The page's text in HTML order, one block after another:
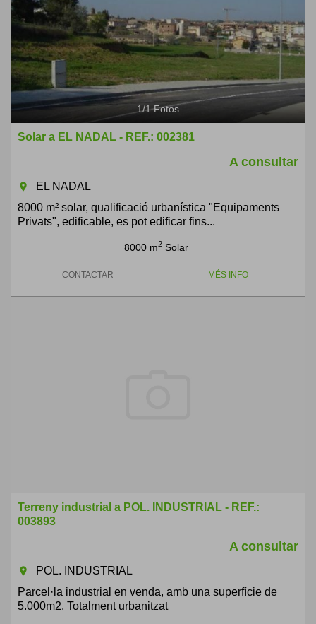
1/1Fotos
Solar a EL NADAL - REF.: 002381
A consultar
room
EL NADAL
8000 m² solar, qualificació urbanística "Equipaments
Privats", edificable, es pot edificar fins...
8000 m2 Solar
CONTACTAR MÉS INFO
Terreny industrial a POL. INDUSTRIAL - REF.:
003893
A consultar
room
POL. INDUSTRIAL
Parcel·la industrial en venda, amb una superfície de
5.000m2. Totalment urbanitzat